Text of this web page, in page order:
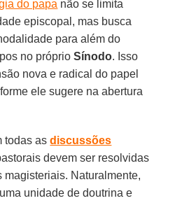
do papa não se limita
episcopal, mas busca
para além do
no próprioSínodo. Isso
nova e radical do papel
ele sugere na abertura
todas asdiscussões
devem ser resolvidas
magisteriais. Naturalmente,
unidade de doutrina e